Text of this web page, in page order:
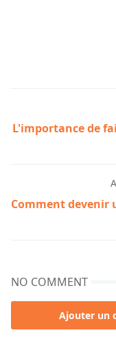
L'importance de
Comment devenir
NO COMMENT
Ajouter un